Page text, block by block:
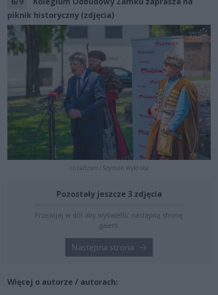
piknik historyczny (zdjęcia)
cozadzien / Szymon Wykrota
Pozostały jeszcze 3 zdjęcia
Przewijaj w dół aby wyświetlić następną stronę
galerii.
Następna strona
Więcej o autorze / autorach: